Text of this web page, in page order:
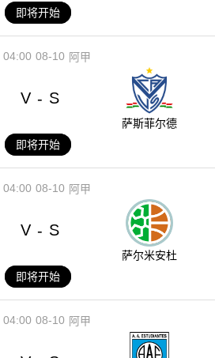
即将开始
08-10
04:00 阿甲
V - S
萨斯菲尔德
即将开始
08-10
04:00 阿甲
V - S
萨尔米安杜
即将开始
08-10
04:00 阿甲